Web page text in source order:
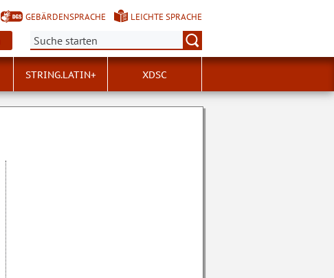
GEBÄRDENSPRACHE LEICHTE SPRACHE
Suche:
STRING.LATIN+ XDSC